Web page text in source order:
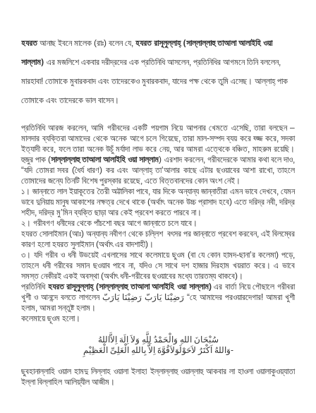
হযরত আনাছ ইবনে মালেক (রাঃ) বলেন যে, হযরত রাসূলুল্লাহ্ (সাল্লাল্লাহু তা‌‌আলা আলাইহি ওয়া
সাল্লাম) এর মজলিশে একবার দরীদ্রদের এক প্রতিনিধি আসলেন, প্রতিনিধির আগমনে তিনি বললেন,
মারহাবা! তোমাকে মুবারকবাদ এবং তাদেরকেও মুবারকবাদ, যাদের পক্ষ থেকে তুমি এসেছ। আল্লাহ্ পাক
তোমাকে এবং তাদেরকে ভাল বাসেন।
প্রতিনিধি আরজ করলেন, আমি গরীবদের একটি পয়গাম নিয়ে আপনার খেমতে এসেছি, তারা বলছেন –
মালদার ব্যক্তিরা আমাদের থেকে অনেক আগে চলে গিয়েছে, তারা মাল-সম্পদ ব্যয় করে হ্জ্জ করে, সদকা
ইত্যাদী করে, ফলে তারা অনেক উচুঁ মর্যাদা লাভ করে নেয়, আর আমরা এত্থেকে বঞ্চিত, মাহরুম রয়েছি।
হুজুর পাক (সাল্লাল্লাহু তা‌‌আলা আলাইহি ওয়া সাল্লাম) এরশাদ করলেন, গরীবদেরকে আমার কথা বলে দাও,
“যদি তোমরা সবর (ধৈর্য ধারণ) কর এবং আল্লাহ্ তা’আলার কাছে এটার ছওয়াবের আশা রাখো, তাহলে
তোমাদের জন্যে তিনটি বিশেষ পুরস্কার রয়েছে, এতে বিত্তবানদের কোন অংশ নেই।
১। জান্নাতে লাল ইয়াকূতের তৈরী অট্টালিকা পাবে, যার দিকে অন্যান্য জান্নাতীরা এমন ভাবে দেখবে, যেমন
ভাবে দুনিয়ায় মানুষ আকাশের নক্ষত্র দেখে থাকে (অর্থাৎ অনেক উচ্চ প্রাসাদ হবে) এতে দরিদ্র নবী, দরিদ্র
শহীদ, দরিদ্র মু’মিন ব্যক্তি ছাড়া আর কেই প্রবেশ করতে পারবে না।
২। গরীবগণ ধনীদের থেকে পাঁচশো বছর আগে জান্নাতে চলে যাবে।
হযরত সোলাইমান (আঃ) অন্যান্য নবীগণ থেকে চল্লিশ বৎসর পর জান্নাতে প্রবেশ করবেন, এই বিলম্বের
কারণ হলো হযরত সুলাইমান (অর্থাৎ এর বাদশাহী)।
৩। যদি গরীব ও ধনী উভয়েই এখলাসের সাথে কলেমায়ে ছুওম (বা যে কোন হামদ-ছানা’র কলেমা) পড়ে,
তাহলে ধনী গরীবের সমান ছওয়াব পাবে না, যদিও সে সাথে দশ হাজার দিরহাম খয়রাত করে। এ ভাবে
সমস্ত নেকীরই একই অবস্থা (অর্থাৎ ধনী-গরীবের ছওয়াবের মধ্যে তারতম্য থাকবে)।
প্রতিনিধি হযরত রাসূলুল্লাহ্ (সাল্লাল্লাহু তা‌‌আলা আলাইহি ওয়া সাল্লাম) এর বার্তা নিয়ে পৌছালে গরীবরা
খুশী ও আনন্দে বলতে লাগলেন رَضِيْنَا يَارَبّ رَضِيْنَا يَارَبّ “হে আমাদের পরওয়ারদেগার! আমরা খুশী
হলাম, আমরা সন্তুষ্ট হলাম।
কলেমায়ে ছূওম হলো।
سُبْحَانَ اللهِ وَالْحَمْدُ لِلَّهِ وَلاَ اِلَهَ اِلاَّاللهُ
وَاللهُ اَكْتَرُ لاَحَوْلَوَلاَقُوَّةَ اِلاَّ بِاللهِ الْعَلِىِّ الْعَظِيْمِ-
ছুবহানাল্লাহি ওয়াল হামদু লিল্লাহ ওয়ালা ইলাহা ইল্লাল্লাহু ওয়াল্লাহু আকবার লা হাওলা ওয়ালাকুওয়্যাতা
ইল্লা বিল্লাহিল আলিয়্যীল আজীম।